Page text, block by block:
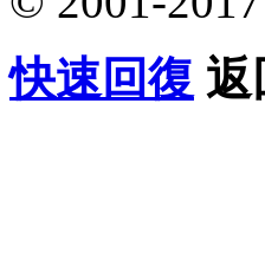
快速回復 返